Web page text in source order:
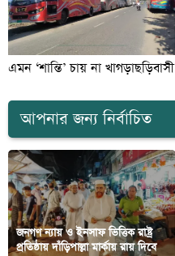
এমন ‘শান্তি’ চায় না খাগড়াছড়িবাসী
আপনার জন্য নির্বাচিত
জনগণ ন্যায় ও ইনসাফ ভিত্তিক রাষ্ট্র
প্রতিষ্ঠায় দাঁড়িপাল্লা মার্কায় রায় দিবে